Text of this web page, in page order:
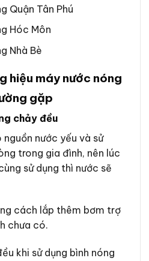
Quận Tân Phú
Hóc Môn
Nhà Bè
hiệu máy nước nóng
gặp
chảy đều
nước yếu và sử
trong gia đình, nên lúc
sử dụng thì nước sẽ
cách lắp thêm bơm trợ
chưa có.
khi sử dụng bình nóng